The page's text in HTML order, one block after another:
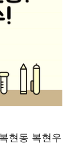
현동 복현우